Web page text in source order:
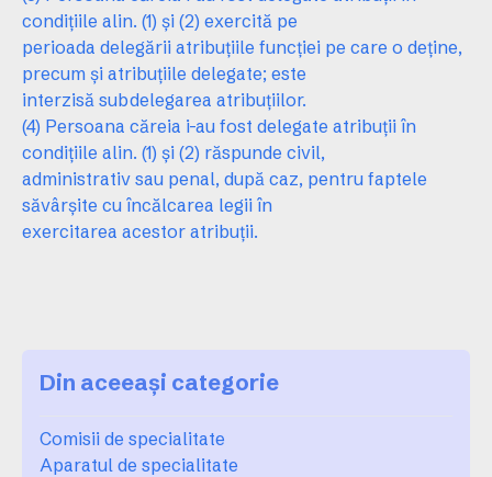
condiţiile alin. (1) şi (2) exercită pe
perioada delegării atribuţiile funcţiei pe care o deţine,
precum şi atribuţiile delegate; este
interzisă subdelegarea atribuţiilor.
(4) Persoana căreia i-au fost delegate atribuţii în
condiţiile alin. (1) şi (2) răspunde civil,
administrativ sau penal, după caz, pentru faptele
săvârşite cu încălcarea legii în
exercitarea acestor atribuţii.
Din aceeași categorie
Comisii de specialitate
Aparatul de specialitate